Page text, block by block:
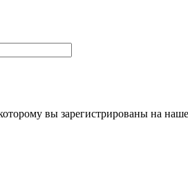
вы зарегистрированы на